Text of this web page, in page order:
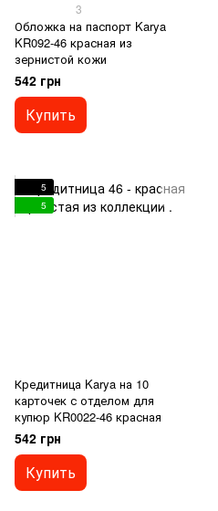
3
Обложка на паспорт Karya
KR092-46 красная из
зернистой кожи
542 грн
Купить
5
5
Кредитница Karya на 10
карточек с отделом для
купюр KR0022-46 красная
542 грн
Купить